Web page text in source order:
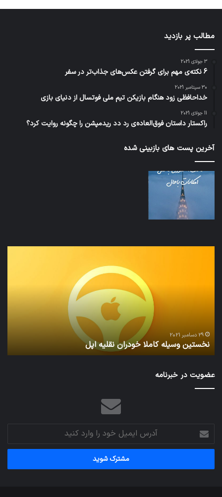
مطالب پر بازدید
3 جولای 2021
6 نکته‌ی مهم برای گرفتن عکس‌های جذاب‌تر در سفر
30 سپتامبر 2021
خداحافظی زود هنگام بازیکن تیم ملی فوتسال از دنیای بازی
11 جولای 2021
راکستار داستان فوق‌العاده‌ی رد دد ریدمپشن را چگونه روایت کرد؟
آخرین پست های بازبینی شده
29 دسامبر 2021
نخستین وسیله کاملا خودران نقلیه اپل
عضویت در خبرنامه
آدرس
ایمیل
خود
وارد